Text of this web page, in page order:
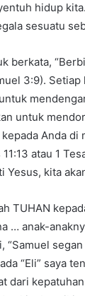
hidup
sesuatu
berkata,
3:9).
untuk
Anda di
atau 1
Yesus, kita
TUHAN
… anak-
“Samuel
“Eli” saya
dari